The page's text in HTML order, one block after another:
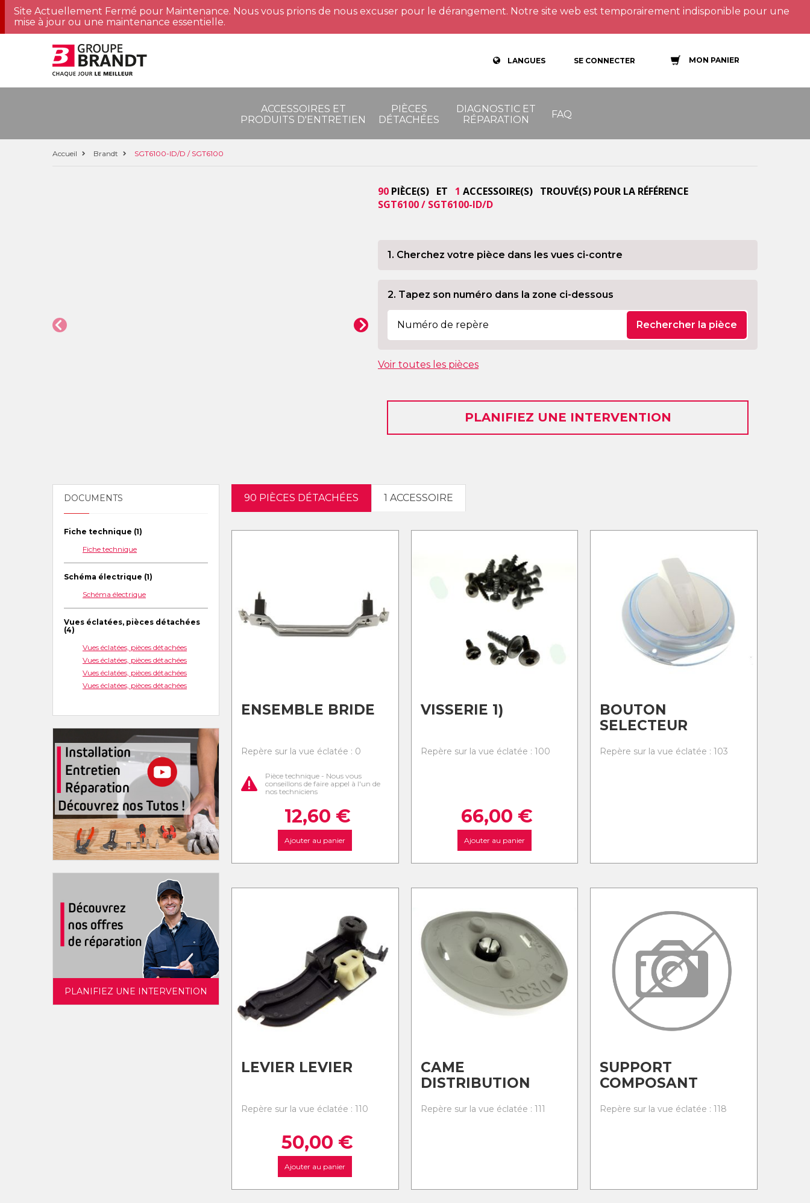
Site Actuellement Fermé pour Maintenance. Nous vous prions de nous excuser pour le dérangement. Notre site web est temporairement indisponible pour une
mise à jour ou une maintenance essentielle.
LANGUES SE CONNECTER MON PANIER
ACCESSOIRES ET
PRODUITS D'ENTRETIEN
PIÈCES
DÉTACHÉES
DIAGNOSTIC ET
RÉPARATION
FAQ
Accueil Brandt SGT6100-ID/D / SGT6100
90 PIÈCE(S) ET 1 ACCESSOIRE(S) TROUVÉ(S) POUR LA RÉFÉRENCE
SGT6100 / SGT6100-ID/D
1. Cherchez votre pièce dans les vues ci-contre
2. Tapez son numéro dans la zone ci-dessous
Rechercher la pièce
Voir toutes les pièces
PLANIFIEZ UNE INTERVENTION
DOCUMENTS
Fiche technique (1)
Fiche technique
Schéma électrique (1)
Schéma électrique
Vues éclatées, pièces détachées
(4)
Vues éclatées, pièces détachées
Vues éclatées, pièces détachées
Vues éclatées, pièces détachées
Vues éclatées, pièces détachées
PLANIFIEZ UNE INTERVENTION
90 PIÈCES DÉTACHÉES 1 ACCESSOIRE
ENSEMBLE BRIDE
Repère sur la vue éclatée : 0
Pièce technique - Nous vous
conseillons de faire appel à l'un de
nos techniciens
12,60 €
Ajouter au panier
VISSERIE 1)
Repère sur la vue éclatée : 100
66,00 €
Ajouter au panier
BOUTON
SELECTEUR
Repère sur la vue éclatée : 103
LEVIER LEVIER
Repère sur la vue éclatée : 110
50,00 €
Ajouter au panier
CAME
DISTRIBUTION
Repère sur la vue éclatée : 111
SUPPORT
COMPOSANT
Repère sur la vue éclatée : 118